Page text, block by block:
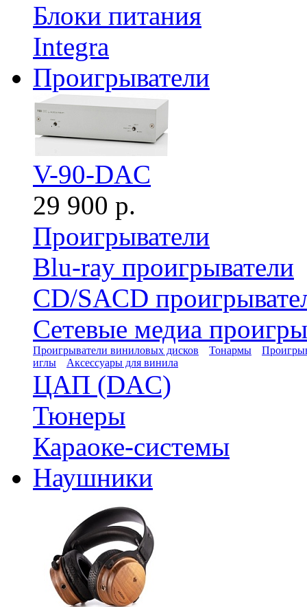
Блоки питания
Integra
Проигрыватели
V-90-DAC
29 900 р.
Проигрыватели
Blu-ray проигрыватели
CD/SACD
Сетевые медиа
Проигрыватели виниловых дисков Тонармы
иглы
Аксессуары для винила
ЦАП (DAC)
Тюнеры
Караоке-системы
Наушники